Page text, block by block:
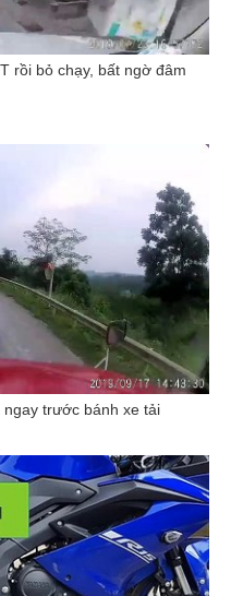
rồi bỏ chạy, bất ngờ đâm
trước bánh xe tải